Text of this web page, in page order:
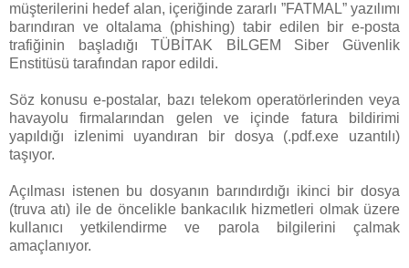
müşterilerini hedef alan, içeriğinde zararlı ”FATMAL” yazılımı
barındıran ve oltalama (phishing) tabir edilen bir e-posta
trafiğinin başladığı TÜBİTAK BİLGEM Siber Güvenlik
Enstitüsü tarafından rapor edildi.
Söz konusu e-postalar, bazı telekom operatörlerinden veya
havayolu firmalarından gelen ve içinde fatura bildirimi
yapıldığı izlenimi uyandıran bir dosya (.pdf.exe uzantılı)
taşıyor.
Açılması istenen bu dosyanın barındırdığı ikinci bir dosya
(truva atı) ile de öncelikle bankacılık hizmetleri olmak üzere
kullanıcı yetkilendirme ve parola bilgilerini çalmak
amaçlanıyor.